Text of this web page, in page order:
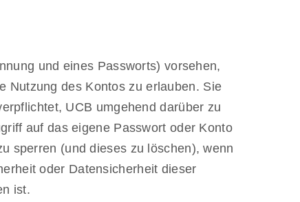
und eines Passworts) vorsehen,
Nutzung des Kontos zu erlauben. Sie
UCB umgehend darüber zu
auf das eigene Passwort oder Konto
sperren (und dieses zu löschen), wenn
oder Datensicherheit dieser
ist.